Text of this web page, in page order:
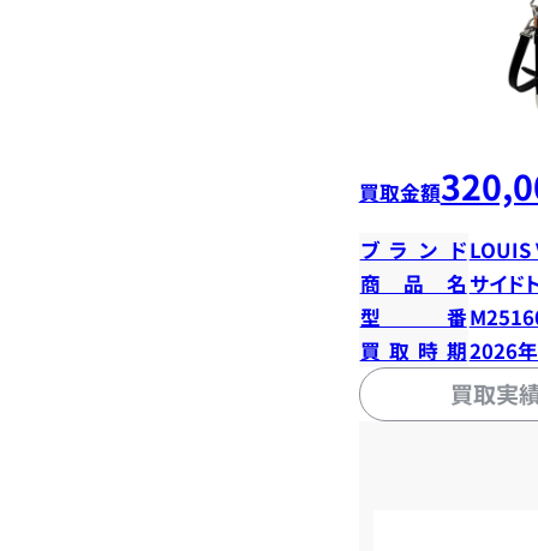
買取金額
ブランドLOUIS
商品名 サイド
型番
買取時期2026
買取実